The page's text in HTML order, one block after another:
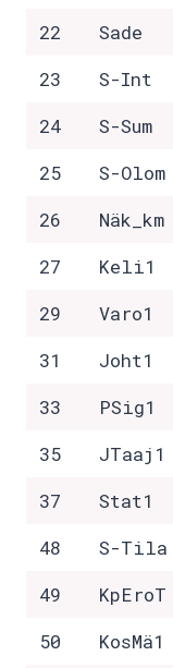
22
Sade
23
S-Int
24
S-Sum
25
S-Olom
26
Näk_km
27
Keli1
29
Varo1
31
Joht1
33
PSig1
35
JTaaj1
37
Stat1
48
S-Tila
49
KpEroT
50
KosMä1